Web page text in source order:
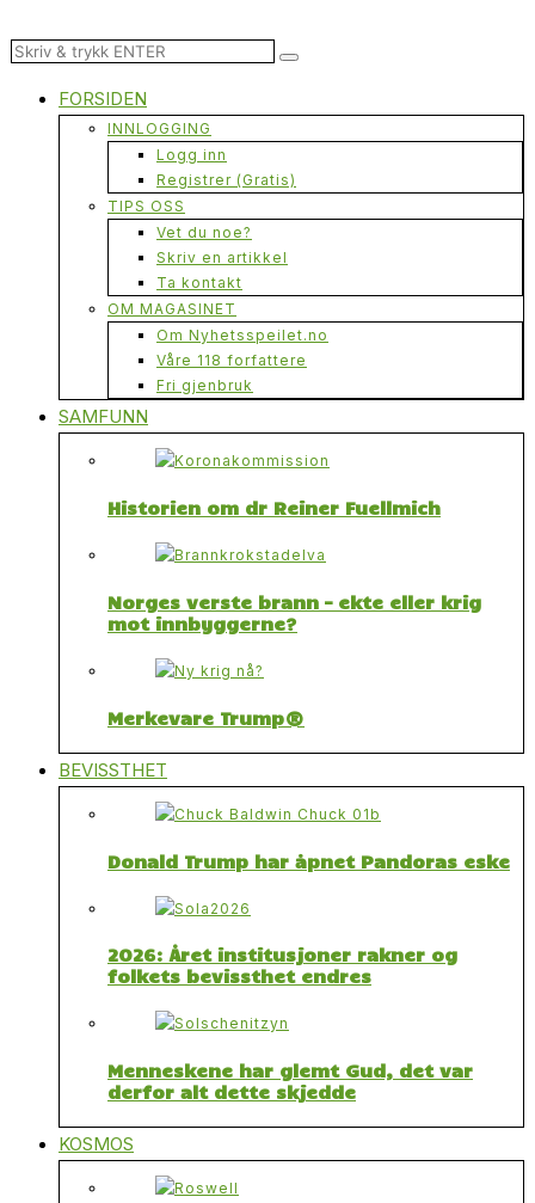
FORSIDEN
INNLOGGING
Logg inn
Registrer (Gratis)
TIPS OSS
Vet du noe?
Skriv en artikkel
Ta kontakt
OM MAGASINET
Om Nyhetsspeilet.no
Våre 118 forfattere
Fri gjenbruk
SAMFUNN
Historien om dr Reiner Fuellmich
Norges verste brann – ekte eller krig
mot innbyggerne?
Merkevare Trump®
BEVISSTHET
Donald Trump har åpnet Pandoras eske
2026: Året institusjoner rakner og
folkets bevissthet endres
Menneskene har glemt Gud, det var
derfor alt dette skjedde
KOSMOS